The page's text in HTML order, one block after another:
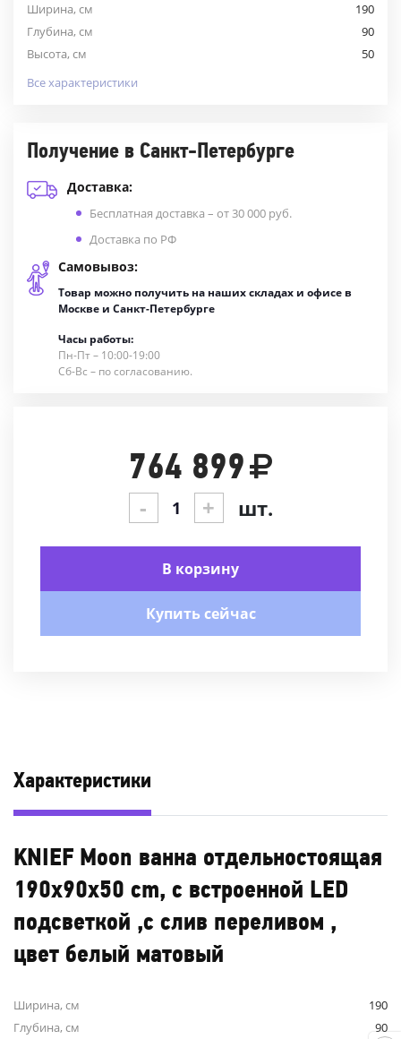
Ширина, см
190
Глубина, см
90
Высота, см
50
Все характеристики
Получение в Санкт-Петербурге
Доставка:
Бесплатная доставка – от 30 000 руб.
Доставка по РФ
Самовывоз:
Товар можно получить на наших складах и офисе в
Москве и Санкт-Петербурге
Часы работы:
Пн-Пт – 10:00-19:00
Сб-Вс – по согласованию.
764 899
- + шт.
В корзину
Купить сейчас
Характеристики
KNIEF Moon ванна отдельностоящая
190x90x50 cm, c встроенной LED
подсветкой ,с слив переливом ,
цвет белый матовый
Ширина, см
190
Глубина, см
90